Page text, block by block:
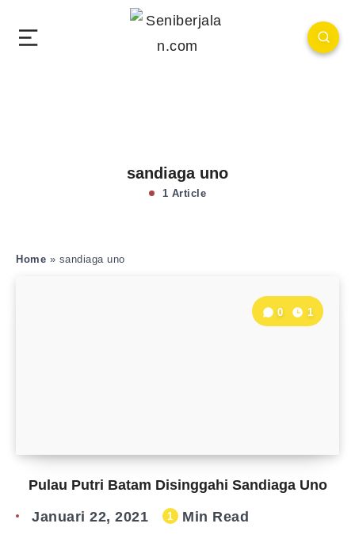
sandiaga uno
1 Article
Home » sandiaga uno
Pulau Putri Batam Disinggahi Sandiaga Uno
0 1
Januari 22, 2021 1 Min Read